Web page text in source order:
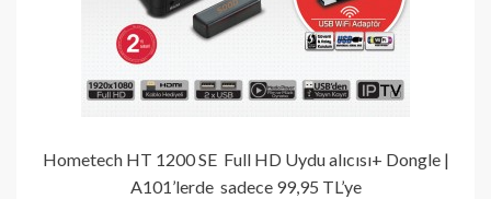
Hometech HT 1200 SE Full HD Uydu alıcısı+ Dongle |
A101’lerde sadece 99,95 TL’ye